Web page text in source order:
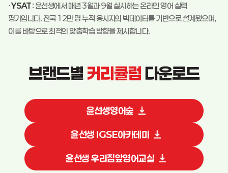
·YSAT: 윤선생에서 매년 3월과 9월 실시하는 온라인 영어 실력
평가입니다. 전국 12만 명 누적 응시자의 빅데이터를 기반으로 설계됐으며,
이를 바탕으로 최적의 맞춤학습 방향을 제시합니다.
브랜드별 커리큘럼 다운로드
윤선생영어숲
윤선생 IGSE아카데미
윤선생 우리집앞영어교실